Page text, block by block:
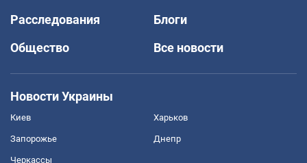
Расследования
Блоги
Общество
Все новости
Новости Украины
Киев Харьков
Запорожье Днепр
Черкассы